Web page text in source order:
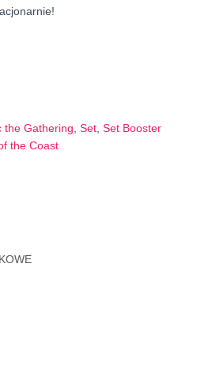
the Gathering Set Set Booster
the Coast